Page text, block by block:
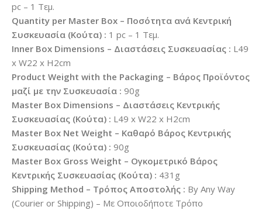
pc – 1 Τεμ.
Quantity per Master Box – Ποσότητα ανά Κεντρική
Συσκευασία (Κούτα) : 1 pc – 1 Τεμ.
Inner Box Dimensions – Διαστάσεις Συσκευασίας : L49
x W22 x H2cm
Product Weight with the Packaging – Βάρος Προϊόντος
μαζί με την Συσκευασία : 90g
Master Box Dimensions – Διαστάσεις Κεντρικής
Συσκευασίας (Κούτα) : L49 x W22 x H2cm
Master Box Net Weight – Καθαρό Βάρος Κεντρικής
Συσκευασίας (Κούτα) : 90g
Master Box Gross Weight – Ογκομετρικό Βάρος
Κεντρικής Συσκευασίας (Κούτα) : 431g
Shipping Method – Τρόπος Αποστολής : By Any Way
(Courier or Shipping) – Με Οποιοδήποτε Τρόπο